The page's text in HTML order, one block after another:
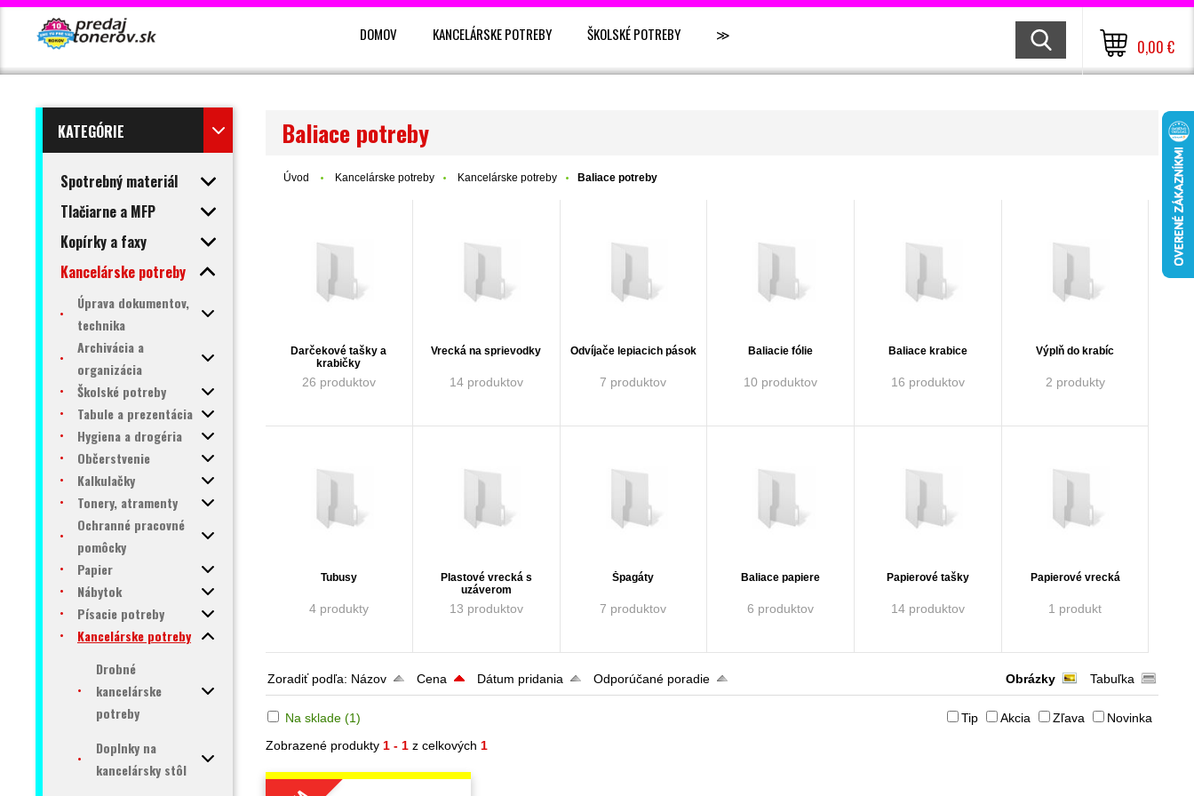
DOMOV KANCELÁRSKE POTREBY ŠKOLSKÉ POTREBY ≫
0,00 €
KATEGÓRIE
Spotrebný materiál
Tlačiarne a MFP
Kopírky a faxy
Kancelárske potreby
Úprava dokumentov,
technika
Archivácia a
organizácia
Školské potreby
Tabule a prezentácia
Hygiena a drogéria
Občerstvenie
Kalkulačky
Tonery, atramenty
Ochranné pracovné
pomôcky
Papier
Nábytok
Písacie potreby
Kancelárske potreby
Drobné
kancelárske
potreby
Doplnky na
kancelársky stôl
Baliace potreby
Úvod Kancelárske potreby Kancelárske potreby Baliace potreby
Darčekové tašky a
krabičky
26 produktov
Vrecká na sprievodky
14 produktov
Odvíjače lepiacich pások
7 produktov
Baliacie fólie
10 produktov
Baliace krabice
16 produktov
Výplň do krabíc
2 produkty
Tubusy
4 produkty
Plastové vrecká s
uzáverom
13 produktov
Špagáty
7 produktov
Baliace papiere
6 produktov
Papierové tašky
14 produktov
Papierové vrecká
1 produkt
Zoradiť podľa: Názov Cena Dátum pridania Odporúčané poradie Obrázky Tabuľka
Na sklade (1) Tip Akcia Zľava
Novinka
Zobrazené produkty 1 - 1 z celkových 1